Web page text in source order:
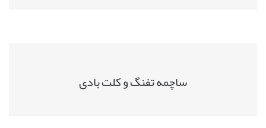
ساچمه تفنگ و کلت بادی